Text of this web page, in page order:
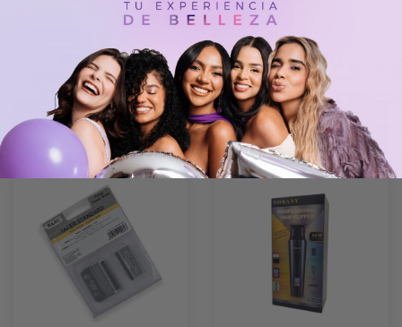
$79.800
Removedor De Callo
Electrico P463 –
Importado
Agregar Al
Carrito
$79.800
Combo Cepillo
Redondo X3 – Turbox
Agregar Al
Carrito